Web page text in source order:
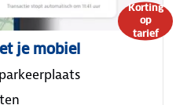
Korting
op
tarief
je mobiel